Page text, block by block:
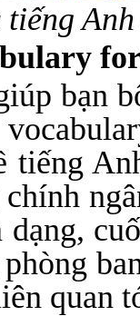
tiếng
bạn
tiếng
quan